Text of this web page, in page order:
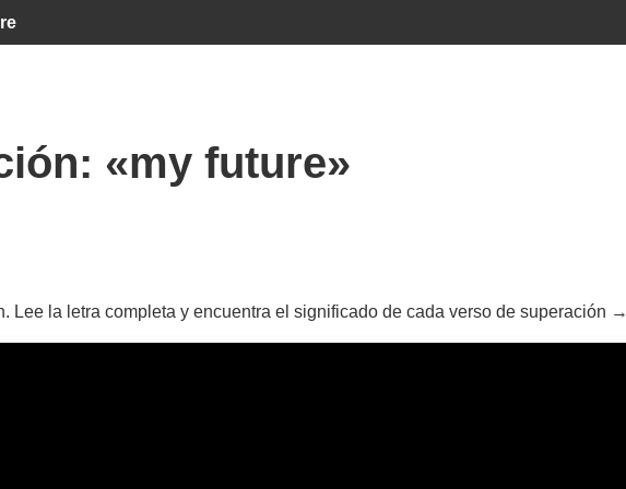
«my future»
la letra completa y encuentra el significado de cada verso de superación →